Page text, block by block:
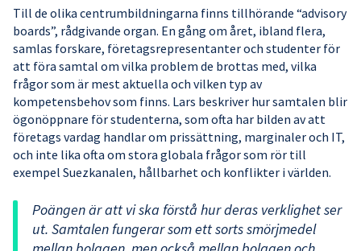
Till de olika centrumbildningarna finns tillhörande “advisory
boards”, rådgivande organ. En gång om året, ibland flera,
samlas forskare, företagsrepresentanter och studenter för
att föra samtal om vilka problem de brottas med, vilka
frågor som är mest aktuella och vilken typ av
kompetensbehov som finns. Lars beskriver hur samtalen blir
ögonöppnare för studenterna, som ofta har bilden av att
företags vardag handlar om prissättning, marginaler och IT,
och inte lika ofta om stora globala frågor som rör till
exempel Suezkanalen, hållbarhet och konflikter i världen.
Poängen är att vi ska förstå hur deras verklighet ser
ut. Samtalen fungerar som ett sorts smörjmedel